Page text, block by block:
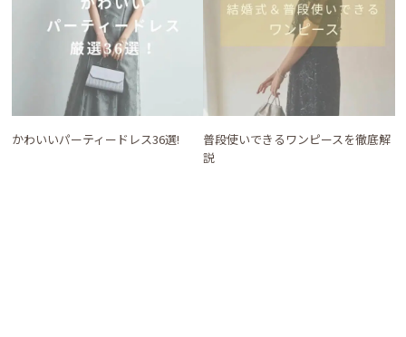
かわいいパーティードレス36選!
普段使いできるワンピースを徹底解
説